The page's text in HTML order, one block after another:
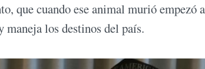
que cuando ese animal murió empezó
maneja los destinos del país.